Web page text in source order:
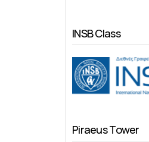
INSB Class
Piraeus Tower